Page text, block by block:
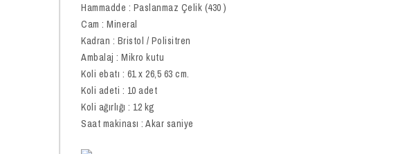
Hammadde : Paslanmaz Çelik (430 )
Cam : Mineral
Kadran : Bristol / Polisitren
Ambalaj : Mikro kutu
Koli ebatı : 61 x 26,5 63 cm.
Koli adeti : 10 adet
Koli ağırlığı : 12 kg
Saat makinası : Akar saniye